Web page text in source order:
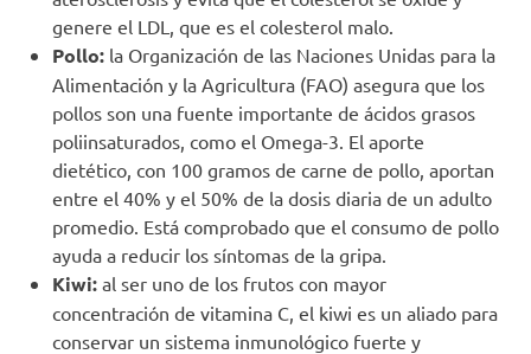
genere el LDL, que es el colesterol malo.
Pollo: la Organización de las Naciones Unidas para la
Alimentación y la Agricultura (FAO) asegura que los
pollos son una fuente importante de ácidos grasos
poliinsaturados, como el Omega-3. El aporte
dietético, con 100 gramos de carne de pollo, aportan
entre el 40% y el 50% de la dosis diaria de un adulto
promedio. Está comprobado que el consumo de pollo
ayuda a reducir los síntomas de la gripa.
Kiwi: al ser uno de los frutos con mayor
concentración de vitamina C, el kiwi es un aliado para
conservar un sistema inmunológico fuerte y